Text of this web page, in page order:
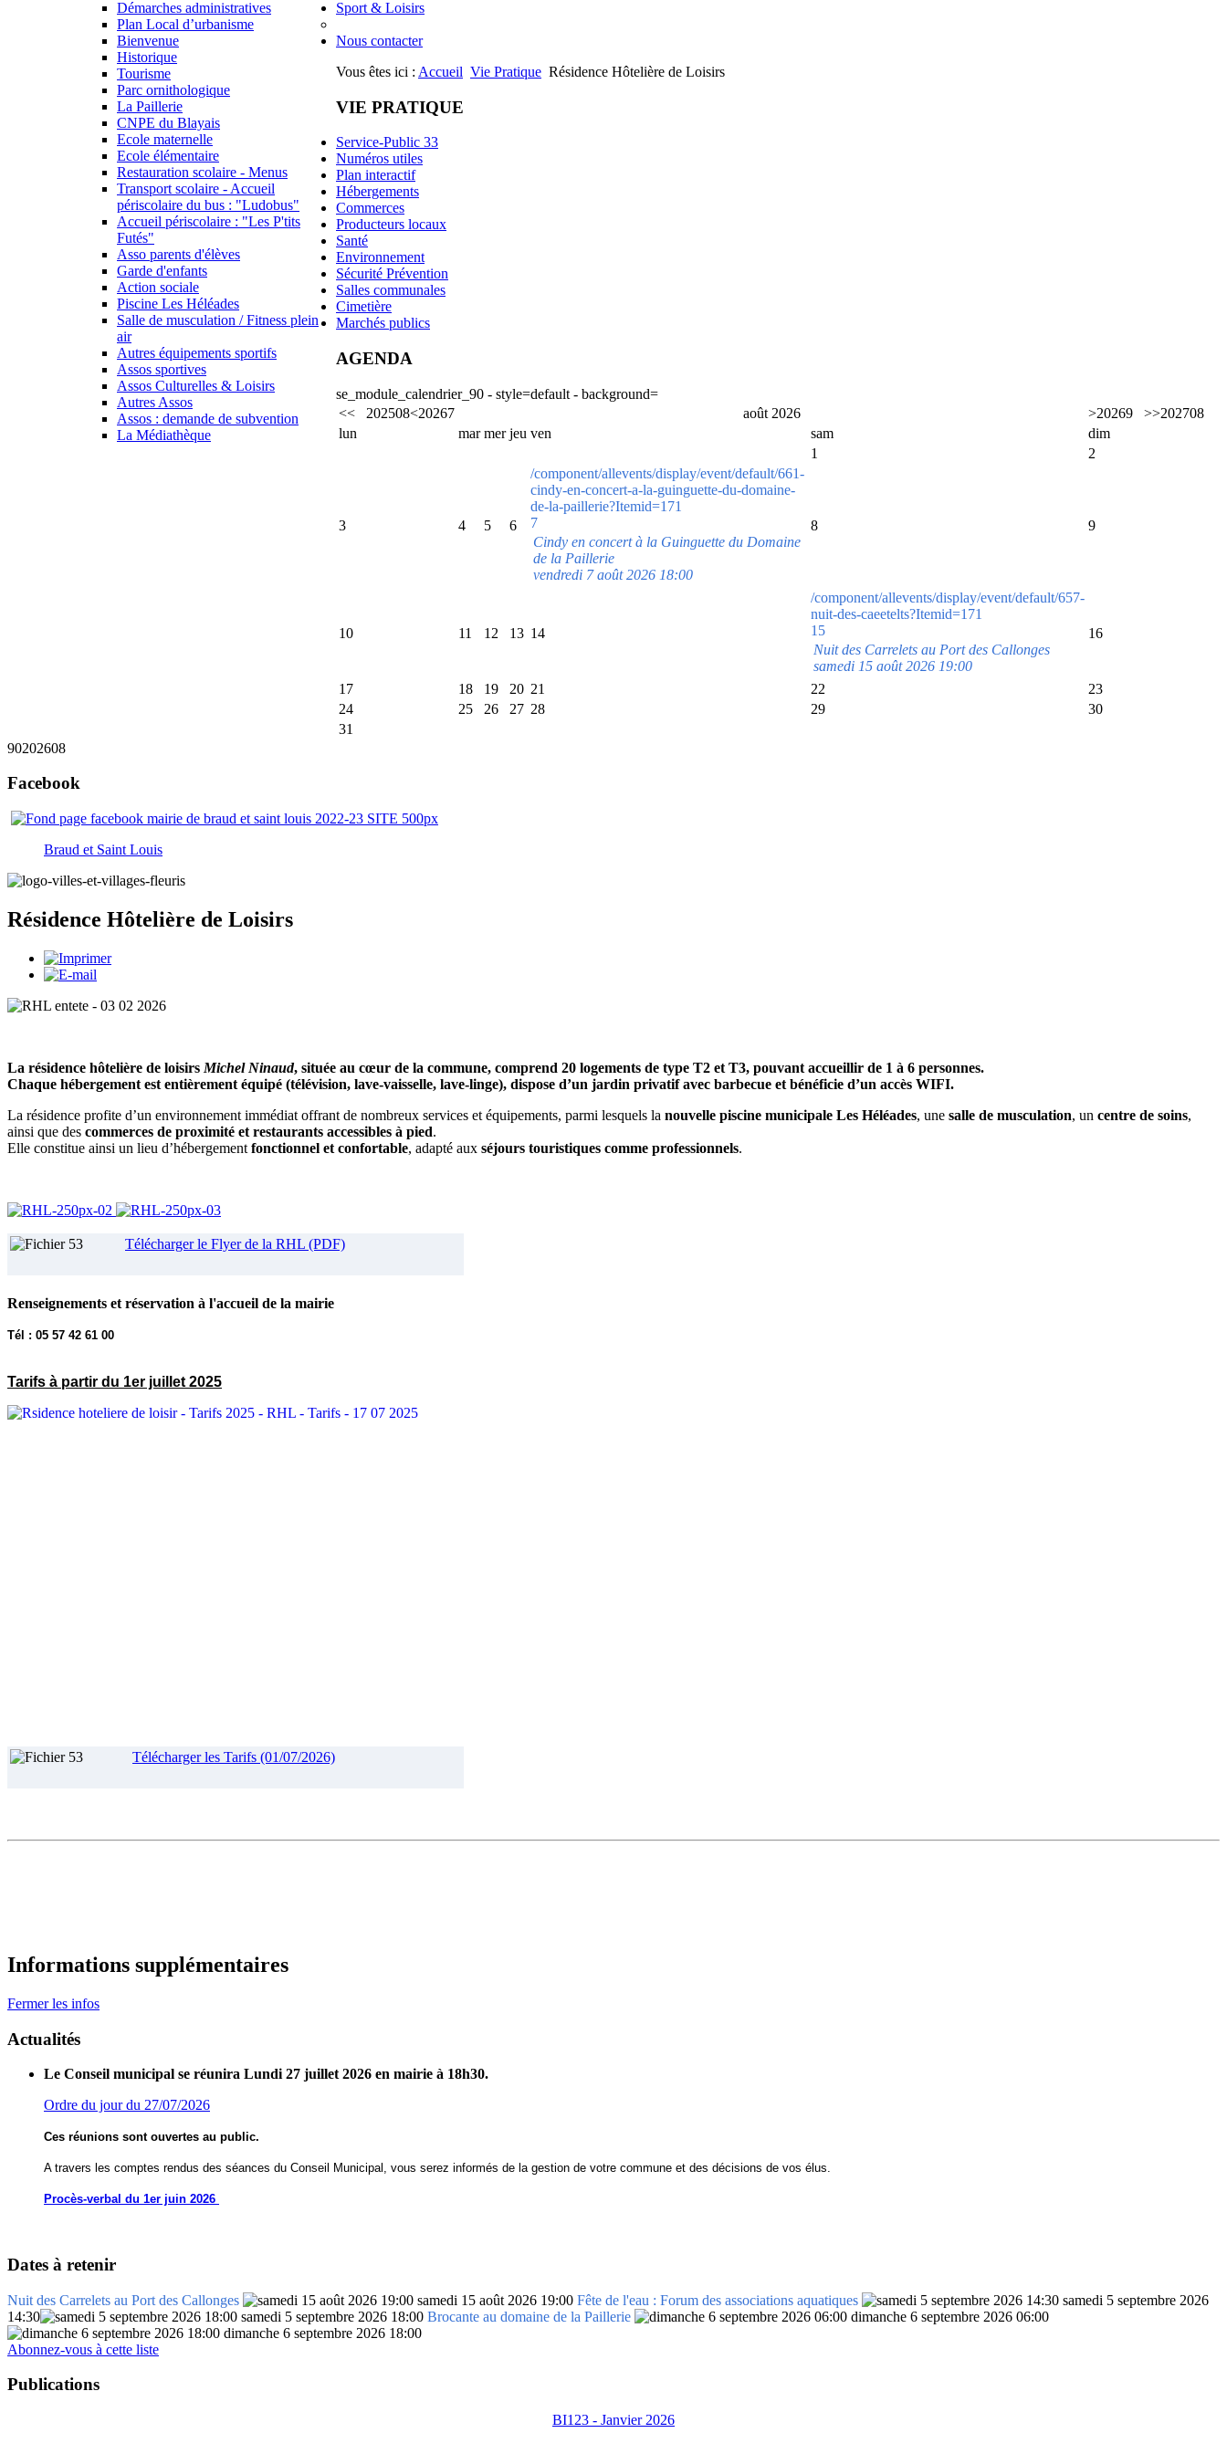
Démarches administratives
Plan Local d’urbanisme
Bienvenue
Historique
Tourisme
Parc ornithologique
La Paillerie
CNPE du Blayais
Ecole maternelle
Ecole élémentaire
Restauration scolaire - Menus
Transport scolaire - Accueil
périscolaire du bus : "Ludobus"
Accueil périscolaire : "Les P'tits
Futés"
Asso parents d'élèves
Garde d'enfants
Action sociale
Sport & Loisirs
Piscine Les Héléades
Salle de musculation / Fitness plein
air
Autres équipements sportifs
Assos sportives
Assos Culturelles & Loisirs
Autres Assos
Assos : demande de subvention
La Médiathèque
Nous contacter
Vous êtes ici : Accueil Vie Pratique Résidence Hôtelière de Loisirs
VIE PRATIQUE
Service-Public 33
Numéros utiles
Plan interactif
Hébergements
Commerces
Producteurs locaux
Santé
Environnement
Sécurité Prévention
Salles communales
Cimetière
Marchés publics
AGENDA
se_module_calendrier_90 - style=default - background=
<< 202508<20267 août 2026 >20269 >>202708
lun
mar mer jeu ven sam
dim
1
2
3 4 5 6
/component/allevents/display/event/default/661-
cindy-en-concert-a-la-guinguette-du-domaine-
de-la-paillerie?Itemid=171
7
Cindy en concert à la Guinguette du Domaine
de la Paillerie
vendredi 7 août 2026 18:00
8 9
10 11 12 13 14
/component/allevents/display/event/default/657-
nuit-des-caeetelts?Itemid=171
15
Nuit des Carrelets au Port des Callonges
samedi 15 août 2026 19:00
16
17 18 19 20 21 22
23
24
25 26 27 28 29
30
31
90202608
Facebook
Braud et Saint Louis
Résidence Hôtelière de Loisirs
La résidence hôtelière de loisirs Michel Ninaud, située au cœur de la commune, comprend 20 logements de type T2 et T3, pouvant accueillir de 1 à 6 personnes.
Chaque hébergement est entièrement équipé (télévision, lave-vaisselle, lave-linge), dispose d’un jardin privatif avec barbecue et bénéficie d’un accès WIFI.
La résidence profite d’un environnement immédiat offrant de nombreux services et équipements, parmi lesquels la nouvelle piscine municipale Les Héléades, une salle de musculation, un centre de soins,
ainsi que des commerces de proximité et restaurants accessibles à pied.
Elle constitue ainsi un lieu d’hébergement fonctionnel et confortable, adapté aux séjours touristiques comme professionnels.
Télécharger le Flyer de la RHL (PDF)
Renseignements et réservation à l'accueil de la mairie
Tél : 05 57 42 61 00
Tarifs à partir du 1er juillet 2025
Télécharger les Tarifs (01/07/2026)
Informations supplémentaires
Fermer les infos
Actualités
Le Conseil municipal se réunira Lundi 27 juillet 2026 en mairie à 18h30.
Ordre du jour du 27/07/2026
Ces réunions sont ouvertes au public.
A travers les comptes rendus des séances du Conseil Municipal, vous serez informés de la gestion de votre commune et des décisions de vos élus.
Procès-verbal du 1er juin 2026
Dates à retenir
Nuit des Carrelets au Port des Callonges samedi 15 août 2026 19:00 Fête de l'eau : Forum des associations aquatiques
samedi 5 septembre 2026
14:30
samedi 5 septembre 2026 18:00 Brocante au domaine de la Paillerie
dimanche 6 septembre 2026 06:00
dimanche 6 septembre 2026 18:00
Abonnez-vous à cette liste
Publications
BI123 - Janvier 2026